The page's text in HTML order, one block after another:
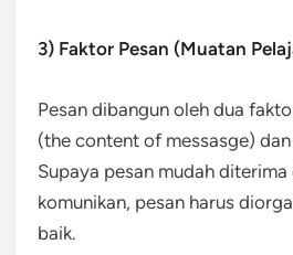
3) Faktor Pesan (Muatan
Pesan dibangun oleh dua
(the content of messasge)
Supaya pesan mudah
komunikan, pesan harus
baik.